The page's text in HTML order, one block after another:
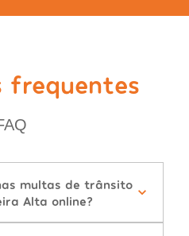
frequentes
multas de trânsito
Alta online?